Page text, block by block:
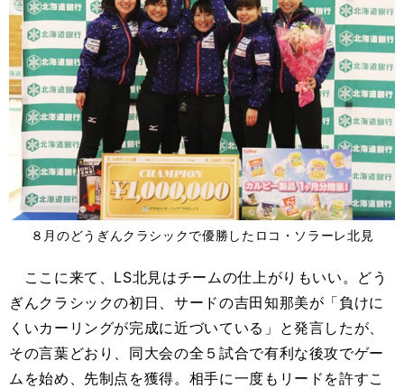
８月のどうぎんクラシックで優勝したロコ・ソラーレ北見
ここに来て、LS北見はチームの仕上がりもいい。どう
ぎんクラシックの初日、サードの吉田知那美が「負けに
くいカーリングが完成に近づいている」と発言したが、
その言葉どおり、同大会の全５試合で有利な後攻でゲー
ムを始め、先制点を獲得。相手に一度もリードを許すこ